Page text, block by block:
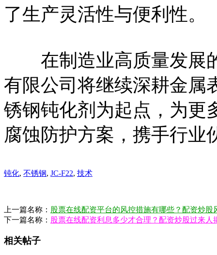
了生产灵活性与便利性。
在制造业高质量发展
有限公司将继续深耕金属
锈钢钝化剂为起点，为更
腐蚀防护方案，携手行业
钝化, 不锈钢, JC-F22, 技术
上一篇名称： 股票在线配资平台的风控措施有哪些？配资炒股
下一篇名称： 股票在线配资利息多少才合理？配资炒股过来人
相关帖子